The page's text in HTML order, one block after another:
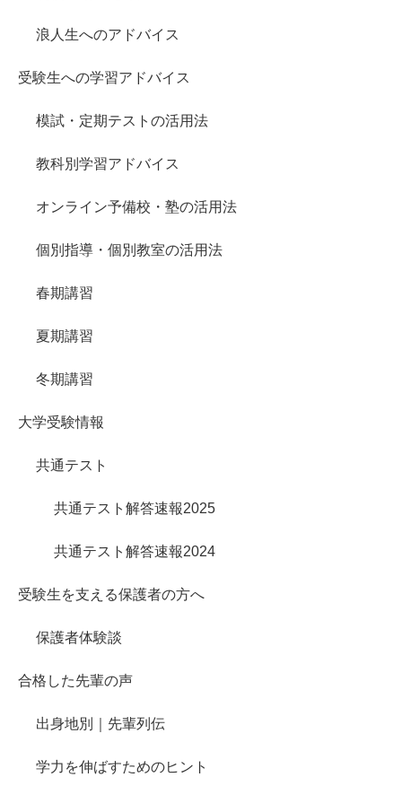
浪人生へのアドバイス
受験生への学習アドバイス
模試・定期テストの活用法
教科別学習アドバイス
オンライン予備校・塾の活用法
個別指導・個別教室の活用法
春期講習
夏期講習
冬期講習
大学受験情報
共通テスト
共通テスト解答速報2025
共通テスト解答速報2024
受験生を支える保護者の方へ
保護者体験談
合格した先輩の声
出身地別｜先輩列伝
学力を伸ばすためのヒント